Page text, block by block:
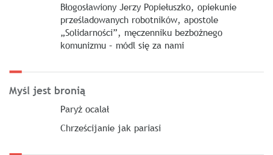
Błogosławiony Jerzy Popiełuszko, opiekunie
prześladowanych robotników, apostole
„Solidarności”, męczenniku bezbożnego
komunizmu – módl się za nami
Myśl jest bronią
Paryż ocalał
Chrześcijanie jak pariasi